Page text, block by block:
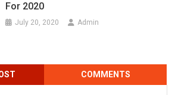
For 2020
July 20, 2020 Admin
COMMENTS